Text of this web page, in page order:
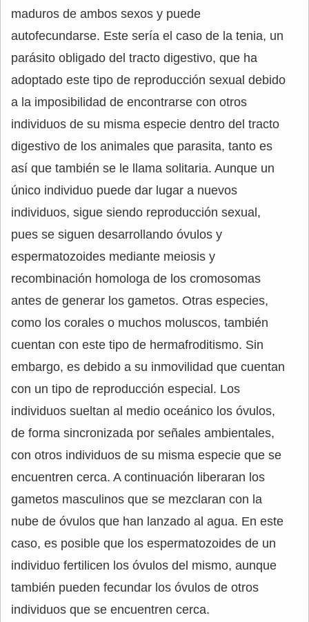
maduros de ambos sexos y puede
autofecundarse. Este sería el caso de la tenia, un
parásito obligado del tracto digestivo, que ha
adoptado este tipo de reproducción sexual debido
a la imposibilidad de encontrarse con otros
individuos de su misma especie dentro del tracto
digestivo de los animales que parasita, tanto es
así que también se le llama solitaria. Aunque un
único individuo puede dar lugar a nuevos
individuos, sigue siendo reproducción sexual,
pues se siguen desarrollando óvulos y
espermatozoides mediante meiosis y
recombinación homologa de los cromosomas
antes de generar los gametos. Otras especies,
como los corales o muchos moluscos, también
cuentan con este tipo de hermafroditismo. Sin
embargo, es debido a su inmovilidad que cuentan
con un tipo de reproducción especial. Los
individuos sueltan al medio oceánico los óvulos,
de forma sincronizada por señales ambientales,
con otros individuos de su misma especie que se
encuentren cerca. A continuación liberaran los
gametos masculinos que se mezclaran con la
nube de óvulos que han lanzado al agua. En este
caso, es posible que los espermatozoides de un
individuo fertilicen los óvulos del mismo, aunque
también pueden fecundar los óvulos de otros
individuos que se encuentren cerca.